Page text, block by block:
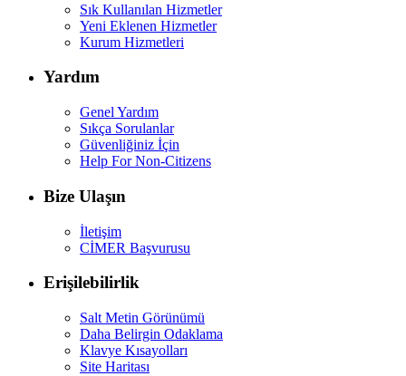
Sık Kullanılan Hizmetler
Yeni Eklenen Hizmetler
Kurum Hizmetleri
Yardım
Genel Yardım
Sıkça Sorulanlar
Güvenliğiniz İçin
Help For Non-Citizens
Bize Ulaşın
İletişim
CİMER Başvurusu
Erişilebilirlik
Salt Metin Görünümü
Daha Belirgin Odaklama
Klavye Kısayolları
Site Haritası